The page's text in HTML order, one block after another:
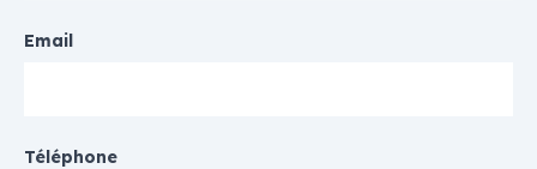
Email
Téléphone